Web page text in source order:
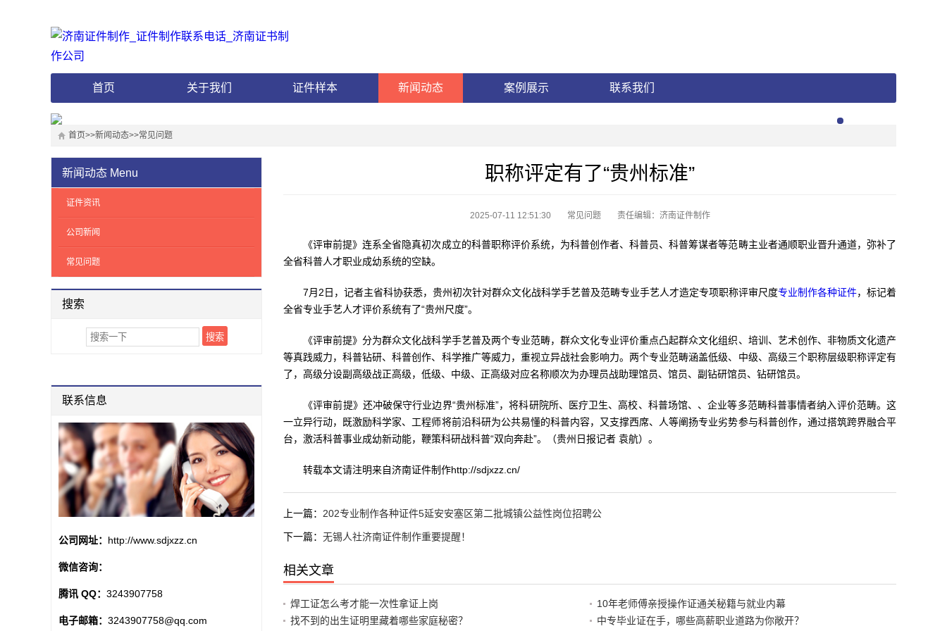
首页 关于我们 证件样本 新闻动态 案例展示 联系我们
首页>>新闻动态>>常见问题
职称评定有了“贵州标准”
2025-07-11 12:51:30 常见问题 责任编辑：济南证件制作
《评审前提》连系全省隐真初次成立的科普职称评价系统，为科普创作者、科普员、科普筹谋者等范畴主业者通顺职业晋升通道，弥补了
全省科普人才职业成幼系统的空缺。
7月2日，记者主省科协获悉，贵州初次针对群众文化战科学手艺普及范畴专业手艺人才造定专项职称评审尺度专业制作各种证件，标记着
全省专业手艺人才评价系统有了“贵州尺度”。
《评审前提》分为群众文化战科学手艺普及两个专业范畴，群众文化专业评价重点凸起群众文化组织、培训、艺术创作、非物质文化遗产
等真践威力，科普钻研、科普创作、科学推广等威力，重视立异战社会影响力。两个专业范畴涵盖低级、中级、高级三个职称层级职称评定有
了，高级分设副高级战正高级，低级、中级、正高级对应名称顺次为办理员战助理馆员、馆员、副钻研馆员、钻研馆员。
《评审前提》还冲破保守行业边界“贵州标准”，将科研院所、医疗卫生、高校、科普场馆、、企业等多范畴科普事情者纳入评价范畴。这
一立异行动，既激励科学家、工程师将前沿科研为公共易懂的科普内容，又支撑西席、人等阐扬专业劣势参与科普创作，通过搭筑跨界融合平
台，激活科普事业成幼新动能，鞭策科研战科普“双向奔赴”。（贵州日报记者 袁航）。
转载本文请注明来自济南证件制作http://sdjxzz.cn/
上一篇： 202专业制作各种证件5延安安塞区第二批城镇公益性岗位招聘公
下一篇： 无锡人社济南证件制作重要提醒！
相关文章
焊工证怎么考才能一次性拿证上岗
10年老师傅亲授操作证通关秘籍与就业内幕
找不到的出生证明里藏着哪些家庭秘密？
中专毕业证在手，哪些高薪职业道路为你敞开？
新闻动态 Menu
证件资讯
公司新闻
常见问题
搜索
联系信息
公司网址： http://www.sdjxzz.cn
微信咨询：
腾讯 QQ： 3243907758
电子邮箱： 3243907758@qq.com